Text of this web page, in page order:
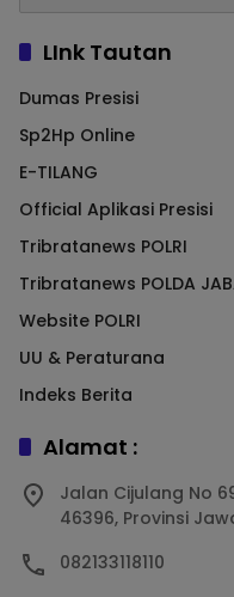
LInk Tautan
Dumas Presisi
Sp2Hp Online
E-TILANG
Official Aplikasi Presisi
Tribratanews POLRI
Tribratanews POLDA
Website POLRI
UU & Peraturana
Indeks Berita
Alamat :
Jalan Cijulang No
46396, Provinsi
082133118110